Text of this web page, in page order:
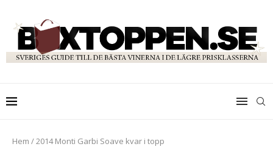
Hem /2014 Monti Garbi Soave kvar i topp